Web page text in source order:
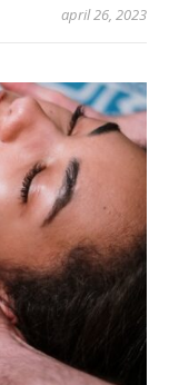
april 26, 2023